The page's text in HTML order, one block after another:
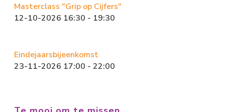
Masterclass "Grip op Cijfers"
12-10-2026 16:30 - 19:30
Eindejaarsbijeenkomst
23-11-2026 17:00 - 22:00